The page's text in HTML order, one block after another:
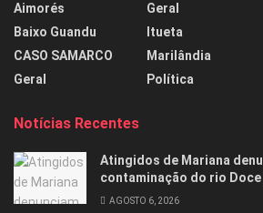
Aimorés
Baixo Guandu
CASO SAMARCO
Geral
Geral
Itueta
Marilândia
Política
Notícias Recentes
Atingidos de Mariana
contaminação do rio
AGOSTO 6, 2026